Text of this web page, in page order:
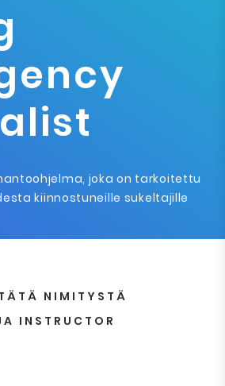
joka on tarkoitettu
kiinnostuneille sukeltajille
NIMITYSTÄ
INSTRUCTOR